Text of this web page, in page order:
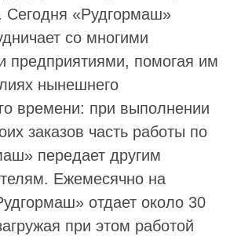
Сегодня «Рудгормаш»
со многими
предприятиями, помогая им
нынешнего
времени: при выполнении
заказов часть работы по
передает другим
Ежемесячно на
отдает около 30
при этом работой